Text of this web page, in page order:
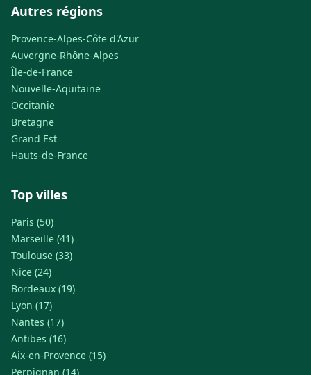
Autres régions
Provence-Alpes-Côte d'Azur
Auvergne-Rhône-Alpes
Île-de-France
Nouvelle-Aquitaine
Occitanie
Bretagne
Grand Est
Hauts-de-France
Top villes
Paris (50)
Marseille (41)
Toulouse (33)
Nice (24)
Bordeaux (19)
Lyon (17)
Nantes (17)
Antibes (16)
Aix-en-Provence (15)
Perpignan (14)